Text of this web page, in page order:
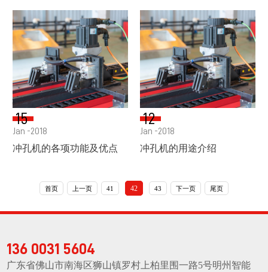
15
Jan -2018
冲孔机的各项功能及优点
12
Jan -2018
冲孔机的用途介绍
首页 上一页 41 42 43 下一页 尾页
136 0031 5604
广东省佛山市南海区狮山镇罗村上柏里围一路5号明州智能